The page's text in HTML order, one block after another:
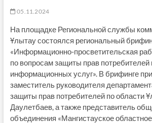
05.11.2024
На площадке Региональной службы
Ұлытау состоялся региональный
«Информационно-просветительская
по вопросам защиты прав потребителей
информационных услуг». В брифинге
заместитель руководителя
защиты прав потребителей по области
Даулетбаев, а также представитель
объединения «Мангистауское